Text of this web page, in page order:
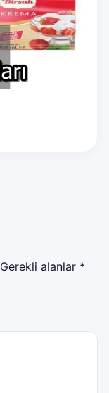
Gerekli alanlar *